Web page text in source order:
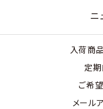
ニ
入荷商
定期
ご希
メール